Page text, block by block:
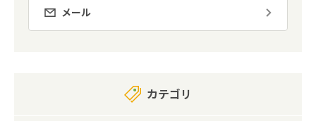
メール
カテゴリ